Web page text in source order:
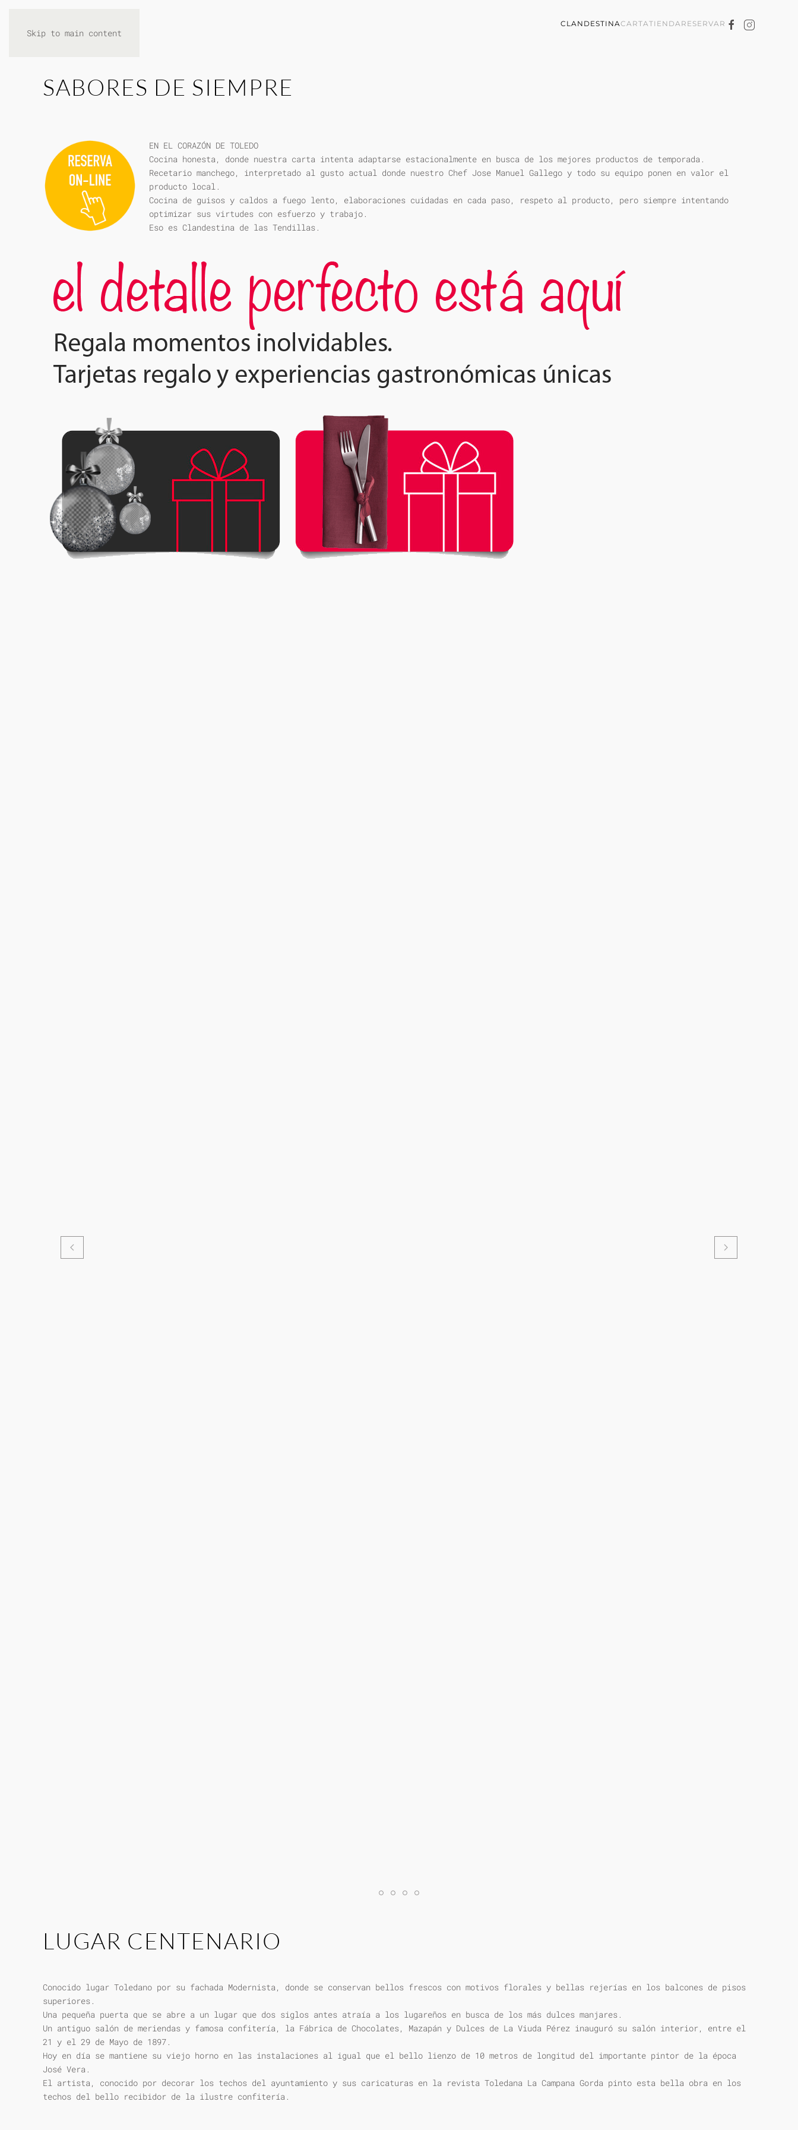
Skip to main content
CLANDESTINACARTATIENDARESERVAR
SABORES DE SIEMPRE
EN EL CORAZÓN DE TOLEDO
Cocina honesta, donde nuestra carta intenta adaptarse estacionalmente en busca de los mejores productos de temporada.
Recetario manchego, interpretado al gusto actual donde nuestro Chef Jose Manuel Gallego y todo su equipo ponen en valor el
producto local.
Cocina de guisos y caldos a fuego lento, elaboraciones cuidadas en cada paso, respeto al producto, pero siempre intentando
optimizar sus virtudes con esfuerzo y trabajo.
Eso es Clandestina de las Tendillas.
LUGAR CENTENARIO
Conocido lugar Toledano por su fachada Modernista, donde se conservan bellos frescos con motivos florales y bellas rejerías en los balcones de pisos
superiores.
Una pequeña puerta que se abre a un lugar que dos siglos antes atraía a los lugareños en busca de los más dulces manjares.
Un antiguo salón de meriendas y famosa confitería, la Fábrica de Chocolates, Mazapán y Dulces de La Viuda Pérez inauguró su salón interior, entre el
21 y el 29 de Mayo de 1897.
Hoy en día se mantiene su viejo horno en las instalaciones al igual que el bello lienzo de 10 metros de longitud del importante pintor de la época
José Vera.
El artista, conocido por decorar los techos del ayuntamiento y sus caricaturas en la revista Toledana La Campana Gorda pinto esta bella obra en los
techos del bello recibidor de la ilustre confitería.